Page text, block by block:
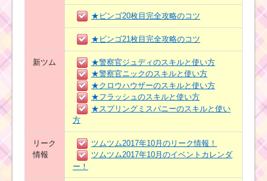
★ビンゴ20枚目完全攻略のコツ
★ビンゴ21枚目完全攻略のコツ
新ツム
★警察官ジュディのスキルと使い方
★警察官ニックのスキルと使い方
★クロウハウザーのスキルと使い方
★フラッシュのスキルと使い方
★スプリングミスバニーのスキルと使い
方
リーク
情報
ツムツム2017年10月のリーク情報！
ツムツム2017年10月のイベントカレンダ
ー！